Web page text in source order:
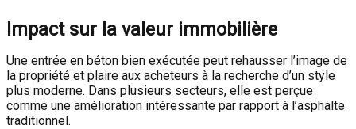
Impact sur la valeur immobilière
Une entrée en béton bien exécutée peut rehausser l’image de
la propriété et plaire aux acheteurs à la recherche d’un style
plus moderne. Dans plusieurs secteurs, elle est perçue
comme une amélioration intéressante par rapport à l’asphalte
traditionnel.